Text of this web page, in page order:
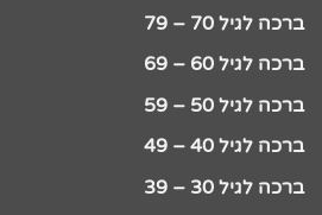
ברכה לגיל 70 – 79
ברכה לגיל 60 – 69
ברכה לגיל 50 – 59
ברכה לגיל 40 – 49
ברכה לגיל 30 – 39